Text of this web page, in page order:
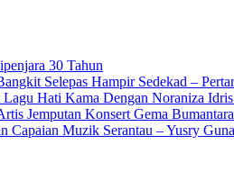
30 Tahun
Selepas Hampir Sedekad –
Hati Kama Dengan Noraniza Idris
Jemputan Konsert Gema
Capaian Muzik Serantau – Yusry